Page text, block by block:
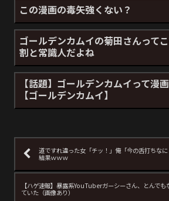
この漫画の毒矢強くない？
ゴールデンカムイの菊田さんって
割と常識人だよね
【話題】ゴールデンカムイって漫
【ゴールデンカムイ】
道ですれ違った女「チッ！」俺「今の舌打ち
結果ｗｗｗ
【ハゲ速報】暴露系YouTuberガーシーさん、とんでも
ていた（画像あり）